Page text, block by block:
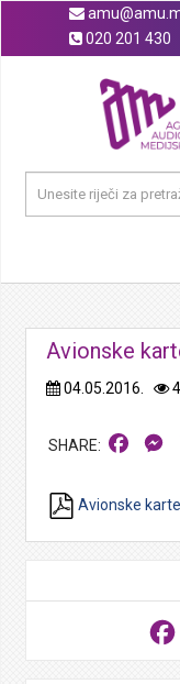
020 201 430
Avionske
04.05.2016.
Avionske